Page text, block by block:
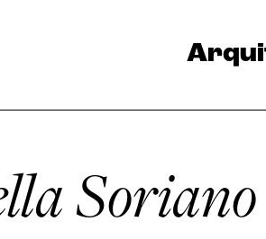
Soriano